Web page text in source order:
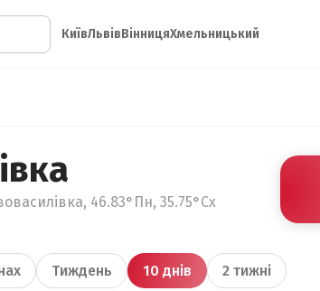
КиївЛьвівВінницяХмельницький
46.83°Пн, 35.75°Сх
Тиждень 10 днів 2 тижні